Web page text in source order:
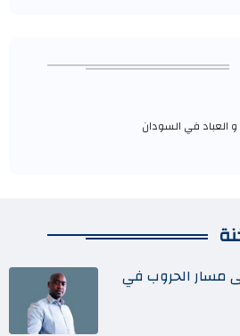
و العباد في السودان
مسار الحروب في